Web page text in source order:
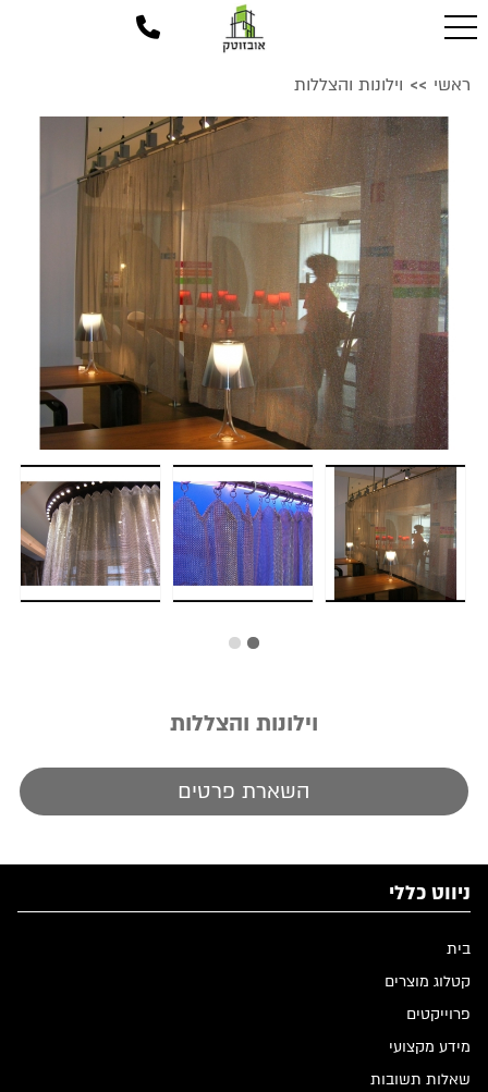
ראשי >> וילונות והצללות
וילונות והצללות
השארת פרטים
ניווט כללי
בית
קטלוג מוצרים
פרוייקטים
מידע מקצועי
שאלות תשובות